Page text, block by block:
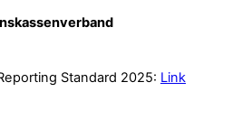
Standard 2025: Link